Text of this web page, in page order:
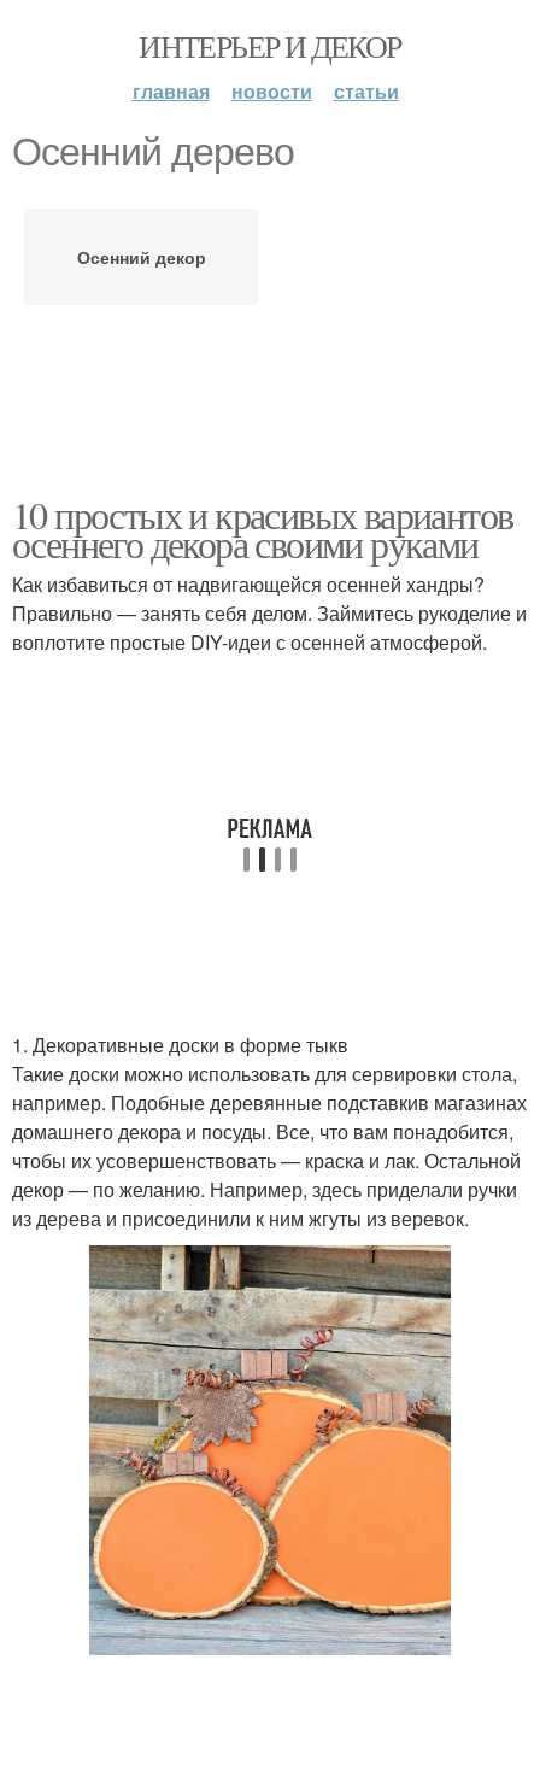
ИНТЕРЬЕР И ДЕКОР
главная новости статьи
Осенний дерево
Осенний декор
10 простых и красивых вариантов
осеннего декора своими руками
Как избавиться от надвигающейся осенней хандры?
Правильно — занять себя делом. Займитесь рукоделие и
воплотите простые DIY-идеи с осенней атмосферой.
1. Декоративные доски в форме тыкв
Такие доски можно использовать для сервировки стола,
например. Подобные деревянные подставкив магазинах
домашнего декора и посуды. Все, что вам понадобится,
чтобы их усовершенствовать — краска и лак. Остальной
декор — по желанию. Например, здесь приделали ручки
из дерева и присоединили к ним жгуты из веревок.